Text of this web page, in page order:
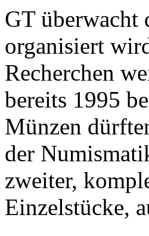
GT überwacht
organisiert
Recherchen
bereits 1995
Münzen
der
zweiter,
Einzelstücke,